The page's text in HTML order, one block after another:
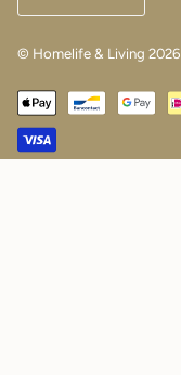
© Homelife & Living 2026